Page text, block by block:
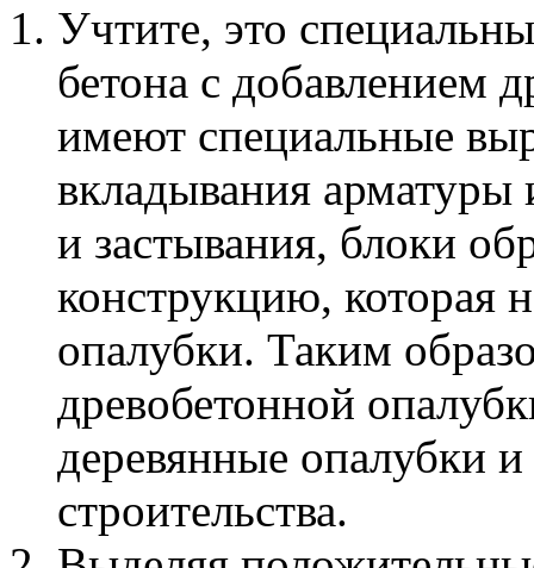
Учтите, это
бетона с добавлением
имеют специальные
вкладывания арматуры
и застывания, блоки
конструкцию, которая
опалубки. Таким
древобетонной
деревянные опалубки
строительства.